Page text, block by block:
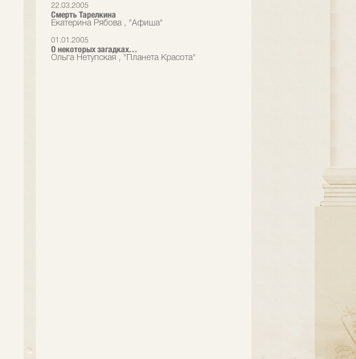
22.03.2005
Смерть Тарелкина
Екатерина Рябова , "Афиша"
01.01.2005
О некоторых загадках…
Ольга Нетупская , "Планета Красота"